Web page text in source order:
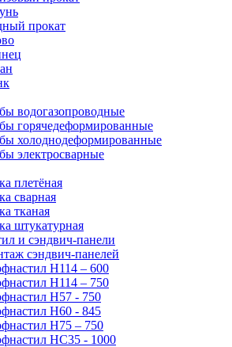
прокат
водогазопроводные
горячедеформированные
холоднодеформированные
электросварные
плетёная
сварная
тканая
штукатурная
и сэндвич-панели
сэндвич-панелей
Н114 – 600
Н114 – 750
Н57 - 750
Н60 - 845
Н75 – 750
НС35 - 1000